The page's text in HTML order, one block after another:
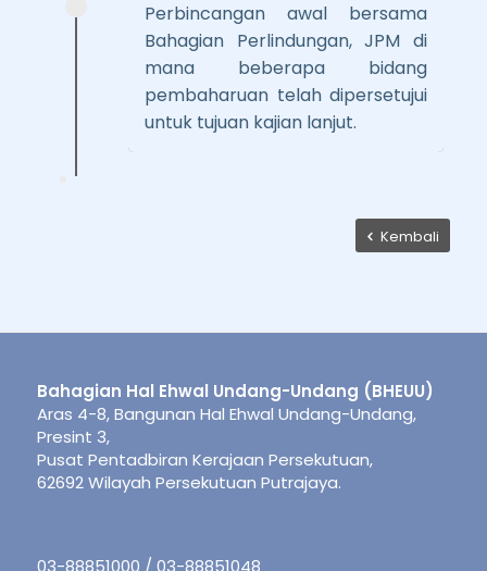
Perbincangan awal bersama
Bahagian Perlindungan, JPM di
mana beberapa bidang
pembaharuan telah dipersetujui
untuk tujuan kajian lanjut.
Kembali
Bahagian Hal Ehwal Undang-Undang (BHEUU)
Aras 4-8, Bangunan Hal Ehwal Undang-Undang,
Presint 3,
Pusat Pentadbiran Kerajaan Persekutuan,
62692 Wilayah Persekutuan Putrajaya.
03-88851000 / 03-88851048